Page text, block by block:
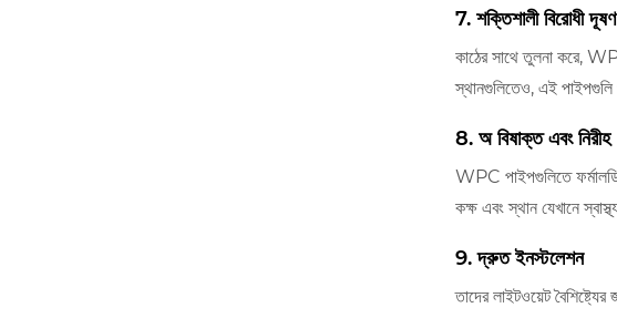
7. শক্তিশালী বিরোধী
কাঠের সাথে তুলনা করে,
স্থানগুলিতেও, এই পাইপগুলি
8. অ বিষাক্ত এবং নিরীহ
WPC পাইপগুলিতে
কক্ষ এবং স্থান যেখানে
9. দ্রুত ইনস্টলেশন
তাদের লাইটওয়েট